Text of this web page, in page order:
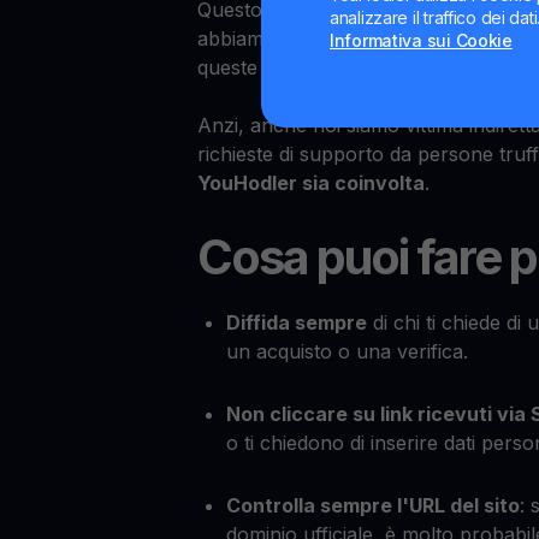
analizzare il traffico dei
Informativa sui Cookie
Questo è un comportamentodel
abbiamo alcun legame con Subito.it,
queste truffe.
Anzi, anche noi siamo vittima
richieste di supporto da persone
YouHodler sia coinvolta.
Cosa puoi fare
Diffida sempre di chi ti chiede di
un acquisto o una verifica.
Non cliccare su link ricevuti via
o ti chiedono di inserire dati
Controlla sempre l'URL del sito:
dominio ufficiale, è molto